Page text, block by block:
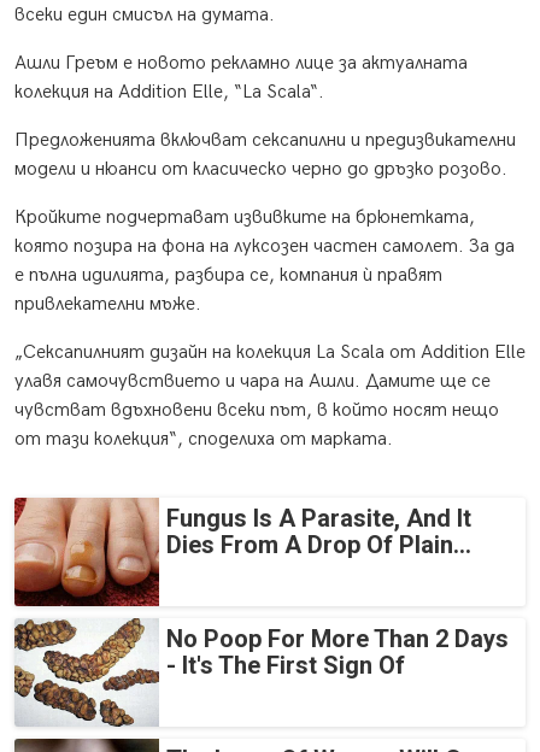
всеки един смисъл на думата.
Ашли Греъм е новото рекламно лице за актуалната
колекция на Addition Elle, “La Scala“.
Предложенията включват сексапилни и предизвикателни
модели и нюанси от класическо черно до дръзко розово.
Кройките подчертават извивките на брюнетката,
която позира на фона на луксозен частен самолет. За да
е пълна идилията, разбира се, компания ѝ правят
привлекателни мъже.
„Сексапилният дизайн на колекция La Scala от Addition Elle
улавя самочувствието и чара на Ашли. Дамите ще се
чувстват вдъхновени всеки път, в който носят нещо
от тази колекция“, споделиха от марката.
Fungus Is A Parasite, And It
Dies From A Drop Of Plain...
No Poop For More Than 2 Days
- It's The First Sign Of